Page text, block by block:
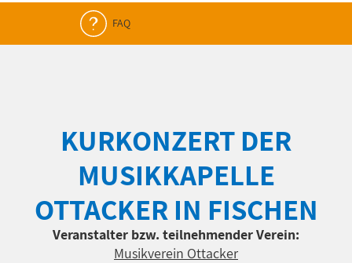
FAQ
KURKONZERT DER
MUSIKKAPELLE
OTTACKER IN FISCHEN
Veranstalter bzw. teilnehmender Verein:
Musikverein Ottacker